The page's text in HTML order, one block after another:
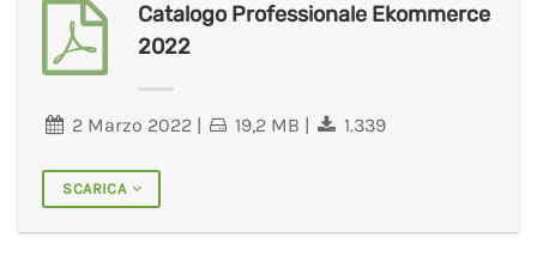
Catalogo Professionale Ekommerce
2022
2 Marzo 2022| 19,2 MB | 1.339
SCARICA